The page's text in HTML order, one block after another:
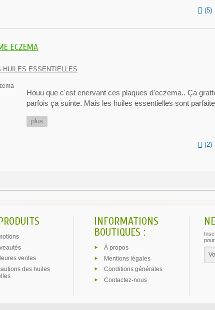
(5)
ECZEMA
HUILES ESSENTIELLES
Houu que c'est enervant ces plaques d'eczema.. Ça
parfois ça suinte. Mais les huiles essentielles sont
plus
(2)
ventes
des huiles
INFORMATIONS
BOUTIQUES :
À propos
Mentions légales
Conditions générales
Contactez-nous